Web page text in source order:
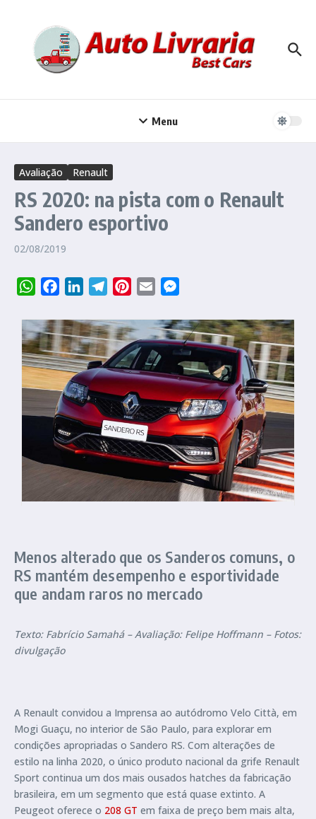
Menu
Avaliação Renault
RS 2020: na pista com o Renault
Sandero esportivo
02/08/2019
WhatsAppFacebookLinkedInTelegramPinterest
Email
Menos alterado que os Sanderos comuns, o
RS mantém desempenho e esportividade
que andam raros no mercado
Texto: Fabrício Samahá – Avaliação: Felipe Hoffmann – Fotos:
divulgação
A Renault convidou a Imprensa ao autódromo Velo Città, em
Mogi Guaçu, no interior de São Paulo, para explorar em
condições apropriadas o Sandero RS. Com alterações de
estilo na linha 2020, o único produto nacional da grife Renault
Sport continua um dos mais ousados hatches da fabricação
brasileira, em um segmento que está quase extinto. A
Peugeot oferece o 208 GT em faixa de preço bem mais alta,